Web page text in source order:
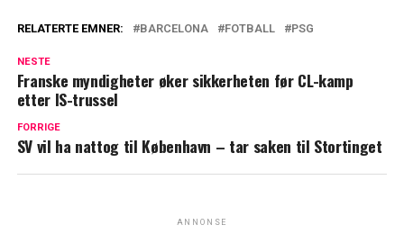
RELATERTE EMNER: BARCELONA FOTBALL PSG
NESTE
Franske myndigheter øker sikkerheten før CL-kamp
etter IS-trussel
FORRIGE
SV vil ha nattog til København – tar saken til Stortinget
ANNONSE